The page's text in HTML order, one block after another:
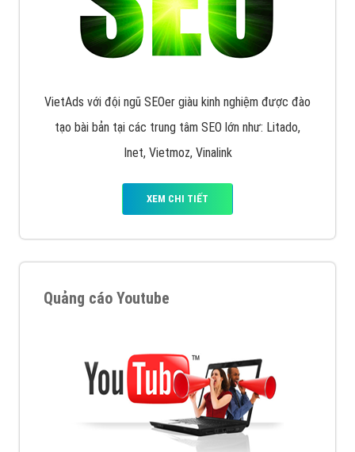
VietAds với đội ngũ SEOer giàu kinh nghiệm được đào
tạo bài bản tại các trung tâm SEO lớn như: Litado,
Inet, Vietmoz, Vinalink
XEM CHI TIẾT
Quảng cáo Youtube